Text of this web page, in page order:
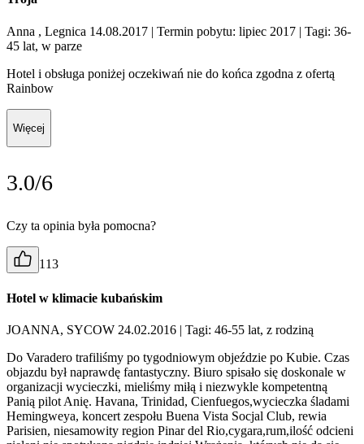
Anna , Legnica 14.08.2017 | Termin pobytu: lipiec 2017 | Tagi: 36-
45 lat, w parze
Hotel i obsługa poniżej oczekiwań nie do końca zgodna z ofertą
Rainbow
Więcej
3.0/6
Czy ta opinia była pomocna?
113
Hotel w klimacie kubańskim
JOANNA, SYCOW 24.02.2016 | Tagi: 46-55 lat, z rodziną
Do Varadero trafiliśmy po tygodniowym objeździe po Kubie. Czas
objazdu był naprawdę fantastyczny. Biuro spisało się doskonale w
organizacji wycieczki, mieliśmy miłą i niezwykle kompetentną
Panią pilot Anię. Havana, Trinidad, Cienfuegos,wycieczka śladami
Hemingweya, koncert zespołu Buena Vista Socjal Club, rewia
Parisien, niesamowity region Pinar del Rio,cygara,rum,ilość odcieni